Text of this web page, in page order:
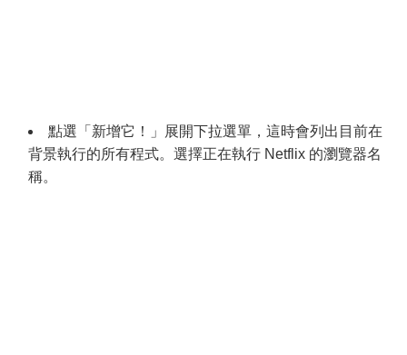
點選「新增它！」展開下拉選單，這時會列出目前在
背景執行的所有程式。選擇正在執行 Netflix 的瀏覽器名
稱。